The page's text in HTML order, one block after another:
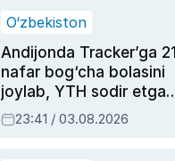
O‘zbekiston
Andijonda Tracker’ga 21
nafar bog‘cha bolasini
joylab, YTH sodir etgan
ayolga sud hukmi o‘qildi
23:41 / 03.08.2026